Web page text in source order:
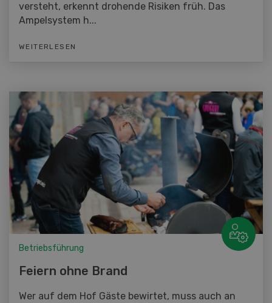
versteht, erkennt drohende Risiken früh. Das
Ampelsystem h...
WEITERLESEN
Betriebsführung
Feiern ohne Brand
Wer auf dem Hof Gäste bewirtet, muss auch an